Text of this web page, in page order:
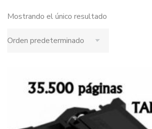
Mostrando el único resultado